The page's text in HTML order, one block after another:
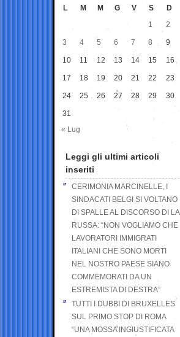
L M M G V S
D
1
2
3 4 5 6 7 8 9
10 11 12 13 14 15 16
17 18 19 20 21 22 23
24 25 26 27 28 29 30
31
« Lug
Leggi gli ultimi articoli
inseriti
CERIMONIA MARCINELLE, I
SINDACATI BELGI SI VOLTANO
DI SPALLE AL DISCORSO DI LA
RUSSA: “NON VOGLIAMO CHE
LAVORATORI IMMIGRATI
ITALIANI CHE SONO MORTI
NEL NOSTRO PAESE SIANO
COMMEMORATI DA UN
ESTREMISTA DI DESTRA”
TUTTI I DUBBI DI BRUXELLES
SUL PRIMO STOP DI ROMA
“UNA MOSSA INGIUSTIFICATA